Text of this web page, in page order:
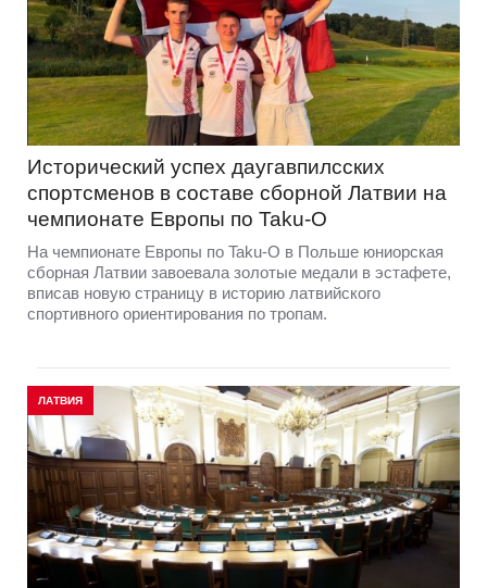
Исторический успех даугавпилсских
спортсменов в составе сборной Латвии на
чемпионате Европы по Taku-O
На чемпионате Европы по Taku-O в Польше юниорская
сборная Латвии завоевала золотые медали в эстафете,
вписав новую страницу в историю латвийского
спортивного ориентирования по тропам.
ЛАТВИЯ